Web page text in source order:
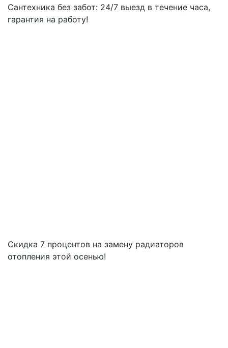
Сантехника без забот: 24/7 выезд в течение часа,
гарантия на работу!
Скидка 7 процентов на замену радиаторов
отопления этой осенью!